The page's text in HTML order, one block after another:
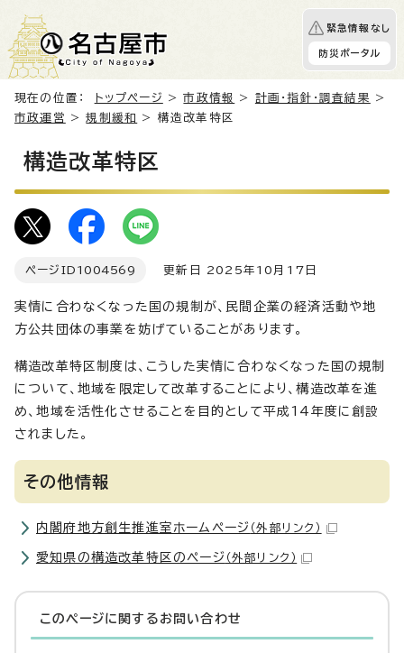
緊急情報なし
防災ポータル
現在の位置： トップページ >市政情報 > 計画・指針・調査結果
>
市政運営
>規制緩和 > 構造改革特区
構造改革特区
ページID 1004569 更新日 2025年10月17日
実情に合わなくなった国の規制が、民間企業の経済活動や地
方公共団体の事業を妨げていることがあります。
構造改革特区制度は、こうした実情に合わなくなった国の規制
について、地域を限定して改革することにより、構造改革を進
め、地域を活性化させることを目的として平成14年度に創設
されました。
その他情報
内閣府地方創生推進室ホームページ （外部リンク）
愛知県の構造改革特区のページ （外部リンク）
このページに関する お問い合わせ